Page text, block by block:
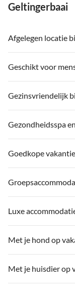
Geltingerbaai
Afgelegen locatie
Geschikt voor
Gezinsvriendelijk
Gezondheidsspa
Goedkope
Luxe
Met je hond op
Met je huisdier op